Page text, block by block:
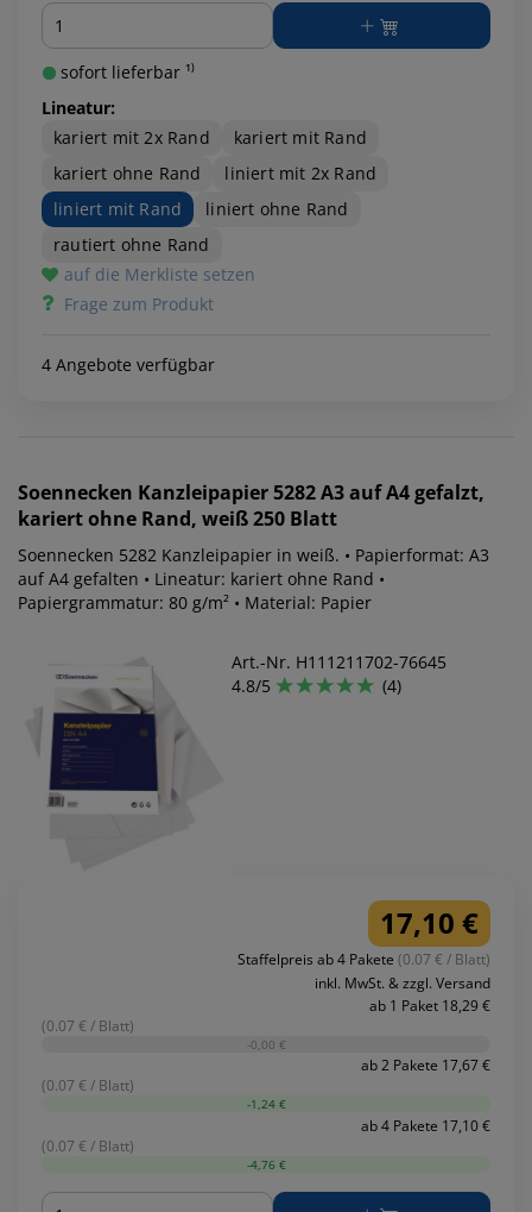
Menge
sofort lieferbar ¹⁾
Lineatur:
kariert mit 2x Rand
kariert mit Rand
kariert ohne Rand
liniert mit 2x Rand
liniert mit Rand
liniert ohne Rand
rautiert ohne Rand
auf die Merkliste setzen
Frage zum Produkt
4 Angebote verfügbar
Soennecken Kanzleipapier 5282 A3 auf A4 gefalzt,
kariert ohne Rand, weiß 250 Blatt
Soennecken 5282 Kanzleipapier in weiß. • Papierformat: A3
auf A4 gefalten • Lineatur: kariert ohne Rand •
Papiergrammatur: 80 g/m² • Material: Papier
Art.-Nr. H111211702-76645
4.8/5
(4)
17,10 €
Staffelpreis ab 4 Pakete (0.07 € / Blatt)
inkl. MwSt. & zzgl. Versand
ab 1 Paket 18,29 €
(0.07 € / Blatt)
-0,00 €
ab 2 Pakete 17,67 €
(0.07 € / Blatt)
-1,24 €
ab 4 Pakete 17,10 €
(0.07 € / Blatt)
-4,76 €
Menge